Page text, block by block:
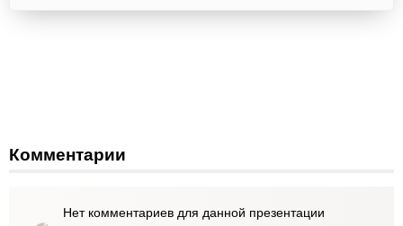
Комментарии
Нет комментариев для данной презентации